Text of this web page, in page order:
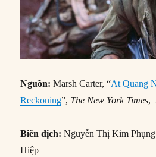
Nguồn: Marsh Carter, “At Quang
Reckoning”, The New York Times,
Biên dịch:Nguyễn Thị Kim
Hiệp